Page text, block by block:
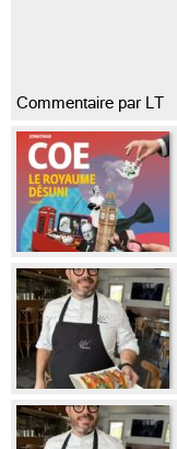
Commentaire par LT